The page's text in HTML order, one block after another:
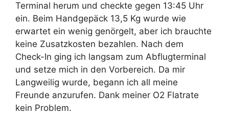
Terminal herum und checkte gegen 13:45 Uhr
ein. Beim Handgepäck 13,5 Kg wurde wie
erwartet ein wenig genörgelt, aber ich brauchte
keine Zusatzkosten bezahlen. Nach dem
Check-In ging ich langsam zum Abflugterminal
und setze mich in den Vorbereich. Da mir
Langweilig wurde, begann ich all meine
Freunde anzurufen. Dank meiner O2 Flatrate
kein Problem.